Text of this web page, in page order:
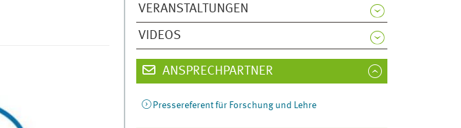
VERANSTALTUNGEN
VIDEOS
ANSPRECHPARTNER
Pressereferent für Forschung und Lehre